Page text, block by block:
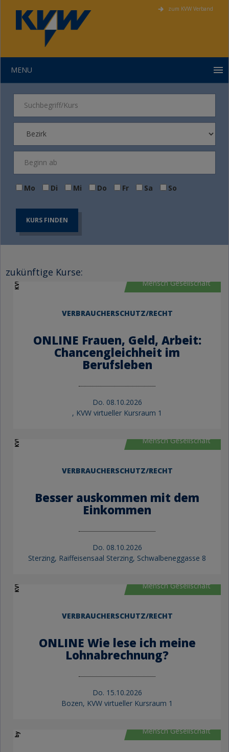
zum KVW Verband
MENU
Mo Di Mi Do Fr Sa So
KURS FINDEN
zukünftige Kurse:
KVW Bildung Mensch Gesellschaft
VERBRAUCHERSCHUTZ/RECHT
ONLINE Frauen, Geld, Arbeit:
Chancengleichheit im
Berufsleben
Do. 08.10.2026
, KVW virtueller Kursraum 1
KVW Bildung Mensch Gesellschaft
VERBRAUCHERSCHUTZ/RECHT
Besser auskommen mit dem
Einkommen
Do. 08.10.2026
Sterzing, Raiffeisensaal Sterzing, Schwalbeneggasse 8
KVW Bildung Mensch Gesellschaft
VERBRAUCHERSCHUTZ/RECHT
ONLINE Wie lese ich meine
Lohnabrechnung?
Do. 15.10.2026
Bozen, KVW virtueller Kursraum 1
Mensch Gesellschaft